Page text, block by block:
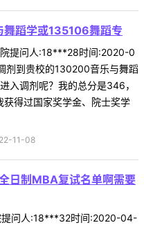
蹈学或135106舞蹈专
提问人:18***28时间:2020-0
剂到贵校的130200音乐与舞蹈
入调剂呢？我的总分是346，
得过国家奖学金、院士奖学
11-08
日制MBA复试名单啊需要
提问人:18***32时间:2020-04-